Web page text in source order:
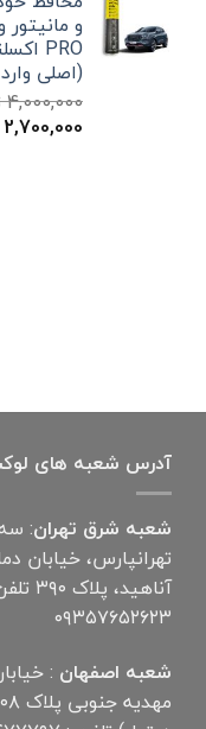
4,900,000 تومان
4,900,000 تومان
بود.
(اصلی
4,000,000
قیمت
2,700,000
آدرس شعبه های
شعبه شرق تهران:
تهرانپارس، خیابان
آناهید، پلاک
۰۹۳۵۷۶۵۲۶۲۳
شعبه اصفهان :